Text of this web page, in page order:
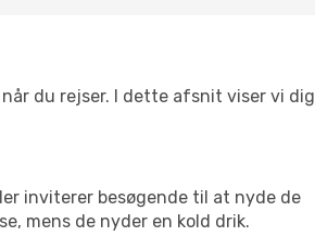
du rejser. I dette afsnit viser vi dig
inviterer besøgende til at nyde de
mens de nyder en kold drik.